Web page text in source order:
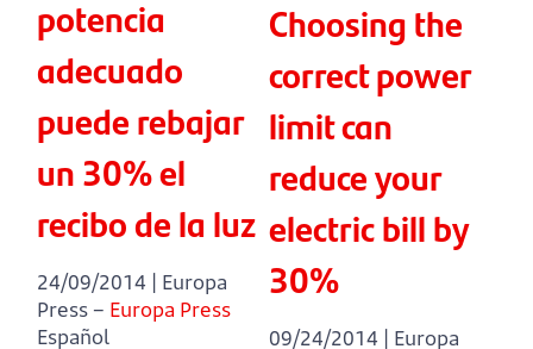
potencia
adecuado
puede rebajar
un 30% el
recibo de la luz
24/09/2014 | Europa
Press – Europa Press
Español
Choosing the
correct power
limit can
reduce your
electric bill by
30%
09/24/2014 | Europa